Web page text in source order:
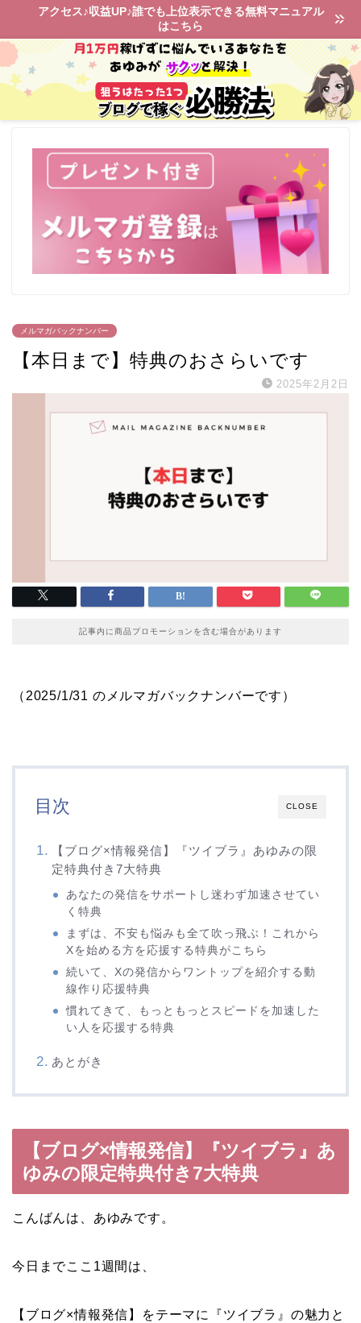
アクセス♪収益UP♪誰でも上位表示できる無料マニュアル
はこちら
メルマガバックナンバー
【本日まで】特典のおさらいです
2025年2月2日
記事内に商品プロモーションを含む場合があります
（2025/1/31 のメルマガバックナンバーです）
CLOSE
目次
【ブログ×情報発信】『ツイブラ』あゆみの限
定特典付き7大特典
あなたの発信をサポートし迷わず加速させてい
く特典
まずは、不安も悩みも全て吹っ飛ぶ！これから
Xを始める方を応援する特典がこちら
続いて、Xの発信からワントップを紹介する動
線作り応援特典
慣れてきて、もっともっとスピードを加速した
い人を応援する特典
あとがき
【ブログ×情報発信】『ツイブラ』あ
ゆみの限定特典付き7大特典
こんばんは、あゆみです。
今日までここ1週間は、
【ブログ×情報発信】をテーマに『ツイブラ』の魅力と